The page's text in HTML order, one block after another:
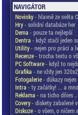
NAVIGÁTOR
Novinky- hlavně ze světa
Hry- solidní databáze her
Dema - pouze ta nejlepší
Dentra - když stačí jeden
Utility- nejen pro práci a
Recenze- trocha textu o
PC Software- když to
Grafika - ne vždy jen
Fotogalerie- důkazy
Intra - ty začátky! ... a
Reklama - na ticho dňies
Covery- diskety zabalené
Diskuze- o všem, o ničem